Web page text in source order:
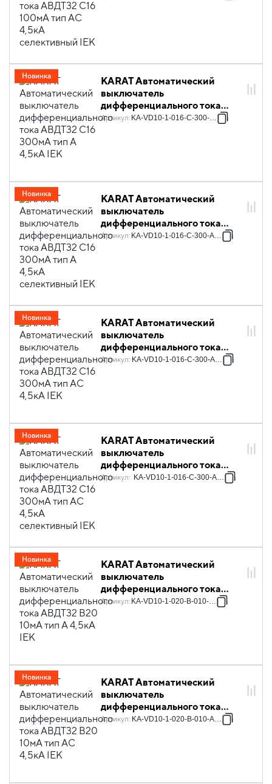
KARAT Автоматический
выключатель
дифференциального тока
АВДТ32 C16 300мА тип A
Артикул: KA-VD10-1-016-C-300-A-1
Новинка
KARAT Автоматический
выключатель
дифференциального тока
АВДТ32 C16 300мА тип A
Артикул: KA-VD10-1-016-C-300-A-1S
Новинка
KARAT Автоматический
выключатель
дифференциального тока
АВДТ32 C16 300мА тип AC
Артикул: KA-VD10-1-016-C-300-AC-1
Новинка
KARAT Автоматический
выключатель
дифференциального тока
АВДТ32 C16 300мА тип AC
Артикул: KA-VD10-1-016-C-300-AC-1S
Новинка
KARAT Автоматический
выключатель
дифференциального тока
АВДТ32 B20 10мА тип A 4,5кА
Артикул: KA-VD10-1-020-B-010-A-1
Новинка
KARAT Автоматический
выключатель
дифференциального тока
АВДТ32 B20 10мА тип AC
Артикул: KA-VD10-1-020-B-010-AC-1
Новинка